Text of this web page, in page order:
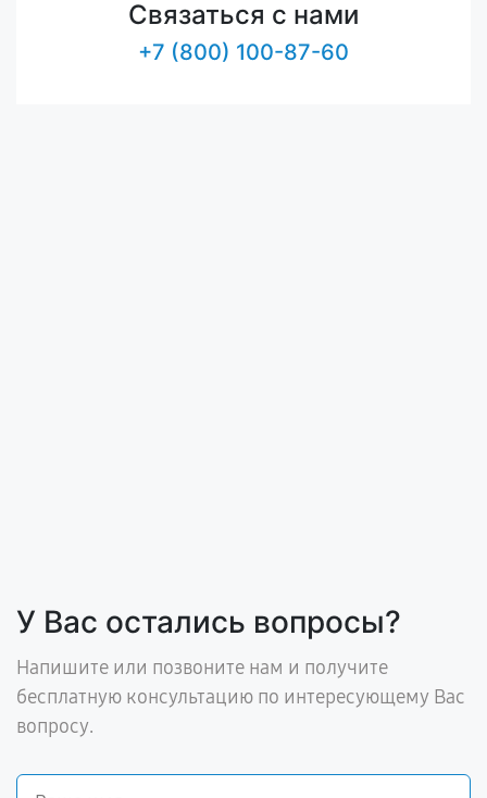
Связаться с нами
+7 (800) 100-87-60
У Вас остались вопросы?
Напишите или позвоните нам и получите
бесплатную консультацию по интересующему Вас
вопросу.